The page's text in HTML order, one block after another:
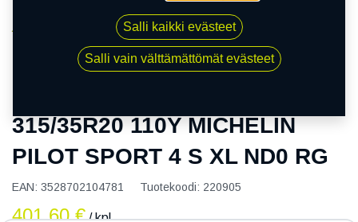
RENKAAT
315/35R20 110Y MICHELIN PILOT SPORT 4 S XL
315/35R20 110Y MICHELIN
PILOT SPORT 4 S XL ND0 RG
EAN: 3528702104781 Tuotekoodi: 220905
401,60€ / kpl
Salli kaikki evästeet
Salli vain välttämättömät evästeet